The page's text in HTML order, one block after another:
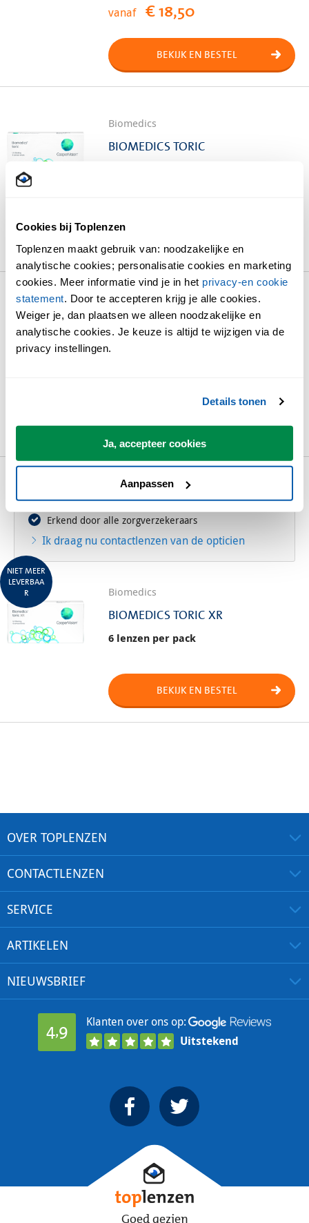
Cookies bij Toplenzen
Toplenzen maakt gebruik van: noodzakelijke en
analytische cookies; personalisatie cookies en marketing
cookies. Meer informatie vind je in het privacy-en cookie
statement . Door te accepteren krijg je alle cookies.
Weiger je, dan plaatsen we alleen noodzakelijke en
analytische cookies. Je keuze is altijd te wijzigen via de
privacy instellingen.
Details tonen
Ja, accepteer cookies
Aanpassen
vanaf € 18,50
BEKIJK EN BESTEL
Biomedics
BIOMEDICS TORIC
Biomedics
BIOMEDICS 1 DAY TORIC
30 lenzen per pack
BEKIJK EN BESTEL
*voor 23.59 besteld, morgen in huis (Trunkrs)
Klantenservice met optometristen
Erkend door alle zorgverzekeraars
Ik draag nu contactlenzen van de opticien
Biomedics
BIOMEDICS TORIC XR
6 lenzen per pack
BEKIJK EN BESTEL
NIET MEER
LEVERBAA
R
OVER TOPLENZEN
CONTACTLENZEN
SERVICE
ARTIKELEN
NIEUWSBRIEF
4,9
Klanten over ons op:
Uitstekend
Goed gezien